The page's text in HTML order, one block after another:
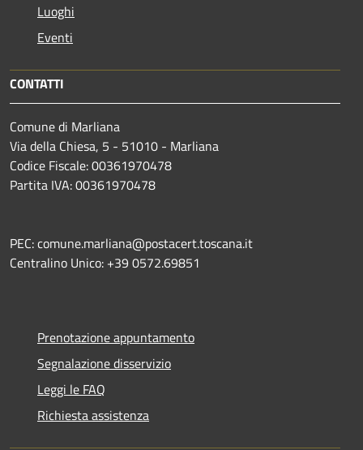
Luoghi
Eventi
CONTATTI
Comune di Marliana
Via della Chiesa, 5 - 51010 - Marliana
Codice Fiscale: 00361970478
Partita IVA: 00361970478
PEC: comune.marliana@postacert.toscana.it
Centralino Unico: +39 0572.69851
Prenotazione appuntamento
Segnalazione disservizio
Leggi le FAQ
Richiesta assistenza